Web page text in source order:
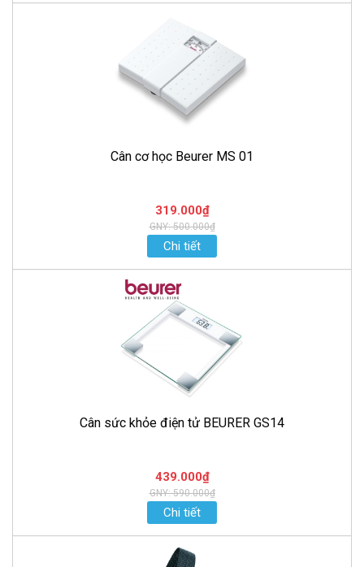
Cân cơ học Beurer MS 01
319.000₫
GNY: 500.000₫
Chi tiết
Cân sức khỏe điện tử BEURER GS14
439.000₫
GNY: 590.000₫
Chi tiết